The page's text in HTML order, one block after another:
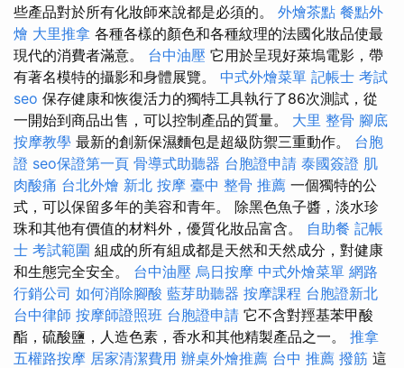
些產品對於所有化妝師來說都是必須的。 外燴茶點 餐點外
燴 大里推拿 各種各樣的顏色和各種紋理的法國化妝品使最
現代的消費者滿意。 台中油壓 它用於呈現好萊塢電影，帶
有著名模特的攝影和身體展覽。 中式外燴菜單 記帳士 考試
seo 保存健康和恢復活力的獨特工具執行了86次測試，從
一開始到商品出售，可以控制產品的質量。 大里 整骨 腳底
按摩教學 最新的創新保濕麵包是超級防禦三重動作。 台胞
證 seo保證第一頁 骨導式助聽器 台胞證申請 泰國簽證 肌
肉酸痛 台北外燴 新北 按摩 臺中 整骨 推薦 一個獨特的公
式，可以保留多年的美容和青年。 除黑色魚子醬，淡水珍
珠和其他有價值的材料外，優質化妝品富含。 自助餐 記帳
士 考試範圍 組成的所有組成都是天然和天然成分，對健康
和生態完全安全。 台中油壓 烏日按摩 中式外燴菜單 網路
行銷公司 如何消除腳酸 藍芽助聽器 按摩課程 台胞證新北
台中律師 按摩師證照班 台胞證申請 它不含對羥基苯甲酸
酯，硫酸鹽，人造色素，香水和其他精製產品之一。 推拿
五權路按摩 居家清潔費用 辦桌外燴推薦 台中 推薦 撥筋 這